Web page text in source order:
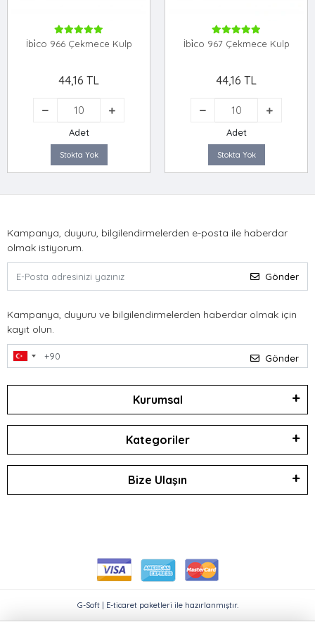
İbi̇co 966 Çekmece Kulp
44,16 TL
Adet
Stokta Yok
İbi̇co 967 Çekmece Kulp
44,16 TL
Adet
Stokta Yok
Kampanya, duyuru, bilgilendirmelerden e-posta ile haberdar
olmak istiyorum.
Gönder
Kampanya, duyuru ve bilgilendirmelerden haberdar olmak için
kayıt olun.
Gönder
Kurumsal
Kategoriler
Bize Ulaşın
G-Soft | E-ticaret paketleri ile hazırlanmıştır.